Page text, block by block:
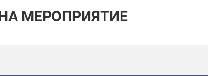
МЕРОПРИЯТИЕ